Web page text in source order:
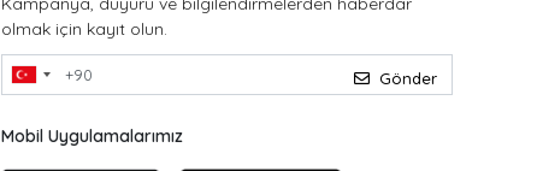
olmak için kayıt olun.
Gönder
Mobil Uygulamalarımız